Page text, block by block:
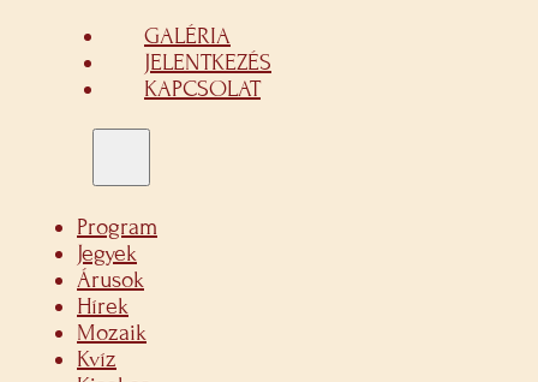
GALÉRIA
JELENTKEZÉS
KAPCSOLAT
Program
Jegyek
Árusok
Hírek
Mozaik
Kvíz